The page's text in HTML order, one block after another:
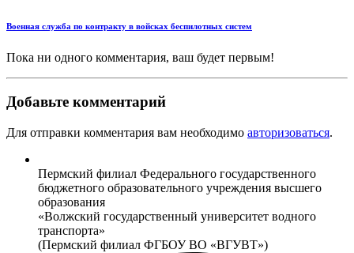
Военная служба по контракту в войсках беспилотных систем
Пока ни одного комментария, ваш будет первым!
Добавьте комментарий
Для отправки комментария вам необходимо авторизоваться.
Пермский филиал Федерального государственного
бюджетного образовательного учреждения высшего
образования
«Волжский государственный университет водного
транспорта»
(Пермский филиал ФГБОУ ВО «ВГУВТ»)